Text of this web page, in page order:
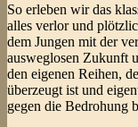
So erleben wir das
alles verlor und
dem Jungen mit der
ausweglosen Zukunft
den eigenen Reihen,
überzeugt ist und
gegen die Bedrohung